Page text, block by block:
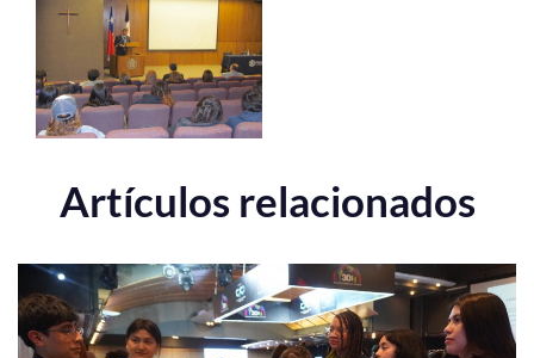
Artículos relacionados